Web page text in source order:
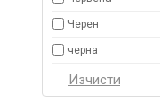
Черен
черна